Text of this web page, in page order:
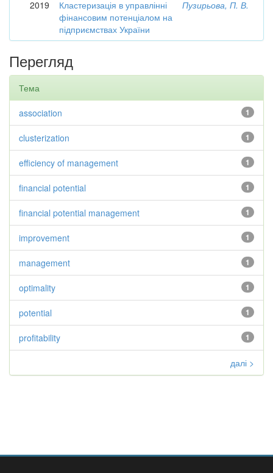
2019
Кластеризація в управлінні
фінансовим потенціалом на
підприємствах України
Пузирьова, П. В.
Перегляд
Тема
1
association
1
clusterization
1
efficiency of management
1
financial potential
1
financial potential management
1
improvement
1
management
1
optimality
1
potential
1
profitability
далі >